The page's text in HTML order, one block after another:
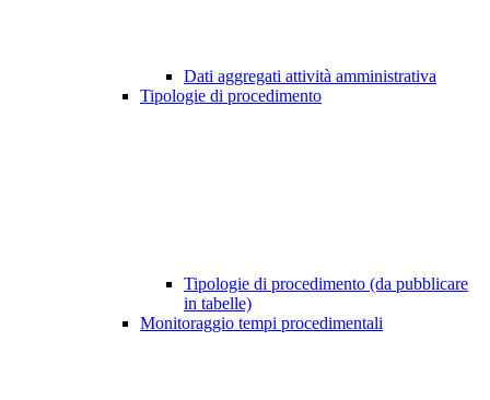
Dati aggregati attività amministrativa
Tipologie di procedimento
Tipologie di procedimento (da pubblicare
in tabelle)
Monitoraggio tempi procedimentali